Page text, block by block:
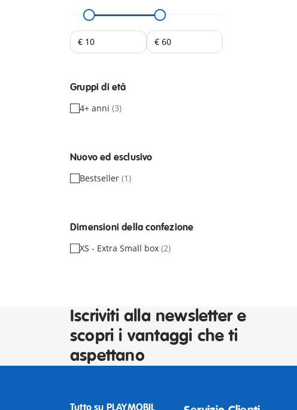
Gruppi di età
4+ anni (3)
Nuovo ed esclusivo
Bestseller (1)
Dimensioni della confezione
XS - Extra Small box (2)
Iscriviti alla newsletter e
scopri i vantaggi che ti
aspettano
Tutto su PLAYMOBIL